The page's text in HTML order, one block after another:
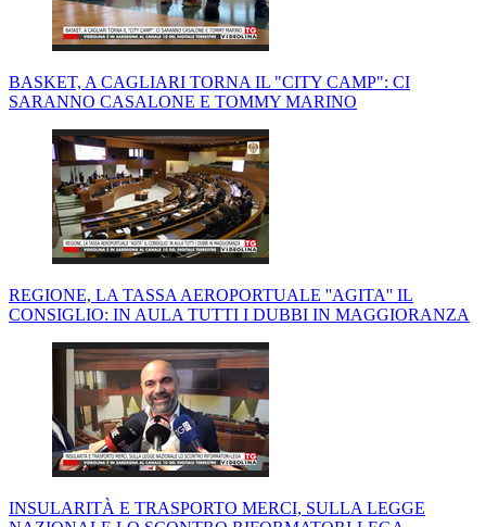
BASKET, A CAGLIARI TORNA IL "CITY CAMP": CI
SARANNO CASALONE E TOMMY MARINO
REGIONE, LA TASSA AEROPORTUALE ''AGITA'' IL
CONSIGLIO: IN AULA TUTTI I DUBBI IN MAGGIORANZA
INSULARITÀ E TRASPORTO MERCI, SULLA LEGGE